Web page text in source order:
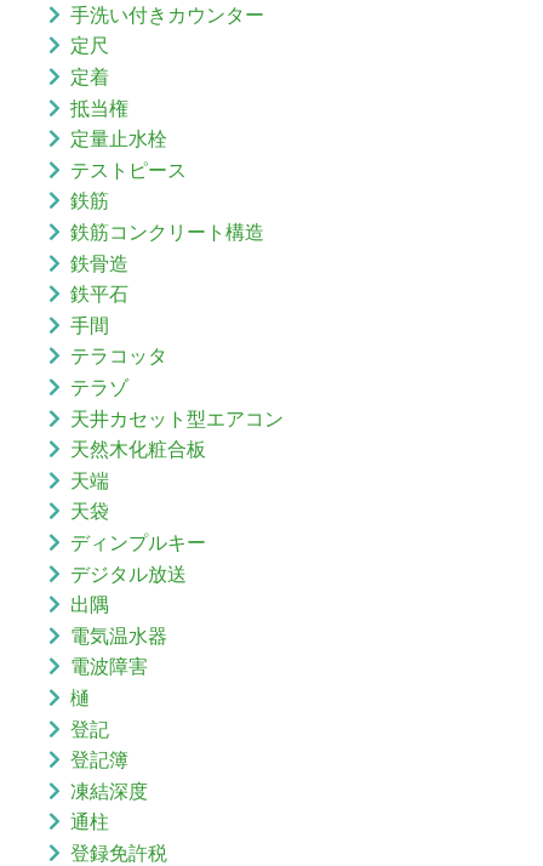
手洗い付きカウンター
定尺
定着
抵当権
定量止水栓
テストピース
鉄筋
鉄筋コンクリート構造
鉄骨造
鉄平石
手間
テラコッタ
テラゾ
天井カセット型エアコン
天然木化粧合板
天端
天袋
ディンプルキー
デジタル放送
出隅
電気温水器
電波障害
樋
登記
登記簿
凍結深度
通柱
登録免許税